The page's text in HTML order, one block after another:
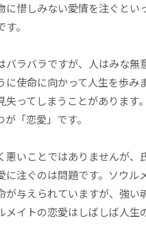
に惜しみない愛情を注ぐとい
。
バラバラですが、人はみな無
に使命に向かって人生を歩み
失ってしまうことがあります
「恋愛」です。
悪いことではありませんが、
に注ぐのは問題です。ソウル
が与えられていますが、強い
メイトの恋愛はしばしば人生